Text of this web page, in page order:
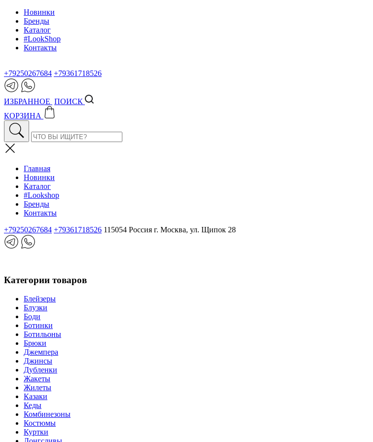
Новинки
Бренды
Каталог
#LookShop
Контакты
+79250267684 +79361718526
ИЗБРАННОЕ ПОИСК
КОРЗИНА
Главная
Новинки
Каталог
#Lookshop
Бренды
Контакты
+79250267684 +79361718526 115054 Россия г. Москва, ул. Щипок 28
Категории товаров
Блейзеры
Блузки
Боди
Ботинки
Ботильоны
Брюки
Джемпера
Джинсы
Дубленки
Жакеты
Жилеты
Казаки
Кеды
Комбинезоны
Костюмы
Куртки